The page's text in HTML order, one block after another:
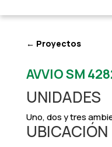
← Proyectos
AVVIO SM
UNIDADES
Uno, dos y tres
UBICACIÓN